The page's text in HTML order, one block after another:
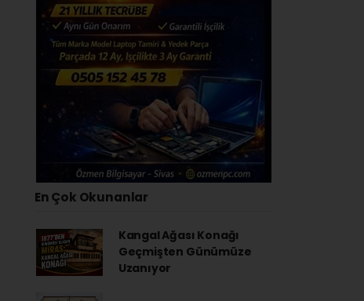
En Çok Okunanlar
Kangal Ağası Konağı
Geçmişten Günümüze
Uzanıyor